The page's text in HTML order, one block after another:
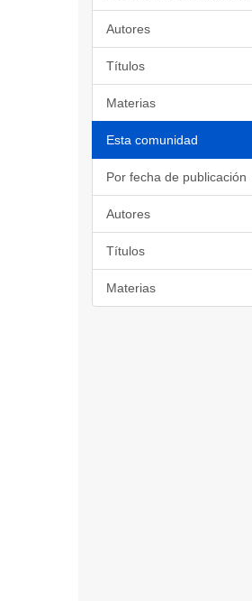
Autores
Títulos
Materias
Esta comunidad
Por fecha de publicación
Autores
Títulos
Materias